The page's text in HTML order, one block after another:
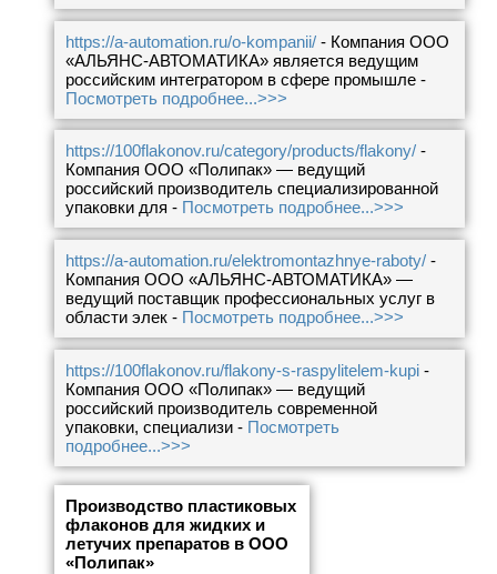
https://a-automation.ru/o-kompanii/ - Компания ООО
«АЛЬЯНС-АВТОМАТИКА» является ведущим
российским интегратором в сфере промышле -
Посмотреть подробнее...>>>
https://100flakonov.ru/category/products/flakony/ -
Компания ООО «Полипак» — ведущий
российский производитель специализированной
упаковки для - Посмотреть подробнее...>>>
https://a-automation.ru/elektromontazhnye-raboty/ -
Компания ООО «АЛЬЯНС-АВТОМАТИКА» —
ведущий поставщик профессиональных услуг в
области элек - Посмотреть подробнее...>>>
https://100flakonov.ru/flakony-s-raspylitelem-kupi -
Компания ООО «Полипак» — ведущий
российский производитель современной
упаковки, специализи - Посмотреть
подробнее...>>>
Производство пластиковых
флаконов для жидких и
летучих препаратов в ООО
«Полипак»